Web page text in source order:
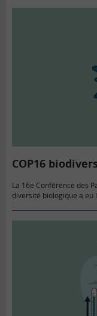
COP16
La 16e Conférence des
diversité biologique a eu